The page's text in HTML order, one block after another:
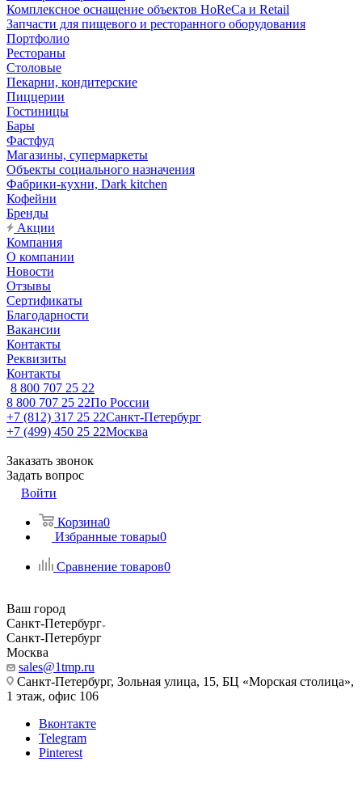
Комплексное оснащение объектов HoReCa и Retail
Запчасти для пищевого и ресторанного оборудования
Портфолио
Рестораны
Столовые
Пекарни, кондитерские
Пиццерии
Гостиницы
Бары
Фастфуд
Магазины, супермаркеты
Объекты социального назначения
Фабрики-кухни, Dark kitchen
Кофейни
Бренды
Акции
Компания
О компании
Новости
Отзывы
Сертификаты
Благодарности
Вакансии
Контакты
Реквизиты
Контакты
8 800 707 25 22
8 800 707 25 22По России
+7 (812) 317 25 22Санкт-Петербург
+7 (499) 450 25 22Москва
Заказать звонок
Задать вопрос
Войти
Корзина0
Избранные товары0
Сравнение товаров0
Ваш город
Санкт-Петербург
Санкт-Петербург
Москва
sales@1tmp.ru
Санкт-Петербург, Зольная улица, 15, БЦ «Морская столица»,
1 этаж, офис 106
Вконтакте
Telegram
Pinterest